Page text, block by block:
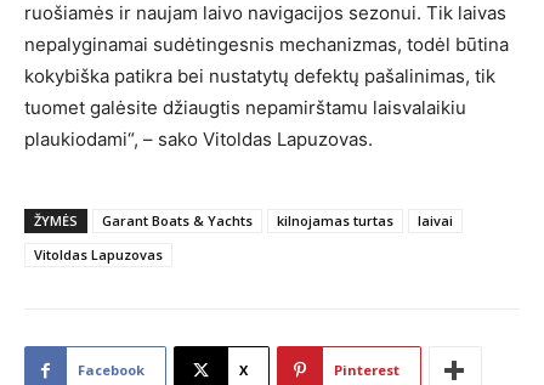
ruošiamės ir naujam laivo navigacijos sezonui. Tik laivas
nepalyginamai sudėtingesnis mechanizmas, todėl būtina
kokybiška patikra bei nustatytų defektų pašalinimas, tik
tuomet galėsite džiaugtis nepamirštamu laisvalaikiu
plaukiodami“, – sako Vitoldas Lapuzovas.
ŽYMĖS Garant Boats & Yachts kilnojamas turtas
laivai
Vitoldas Lapuzovas
Facebook X Pinterest